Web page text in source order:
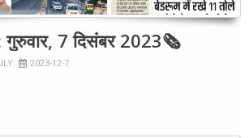
7 दिसंबर 2023🗞
2023-12-7